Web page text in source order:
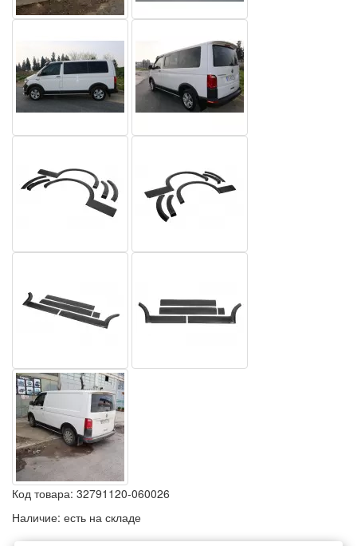
Код товара: 32791120-060026
Наличие: есть на складе